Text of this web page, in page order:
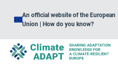
An official website of the European
Union | How do you know?